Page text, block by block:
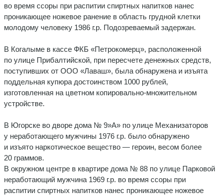
во время ссоры при распитии спиртных напитков нанес
проникающее ножевое ранение в область грудной клетки
молодому человеку 1986 г.р. Подозреваемый задержан.
В Когалыме в кассе ФКБ «Петрокомерц», расположенной
по улице Прибалтийской, при пересчете денежных средств,
поступивших от ООО «Лаваш», была обнаружена и изъята
поддельная купюра достоинством 1000 рублей,
изготовленная на цветном копировально-множительном
устройстве.
В Югорске во дворе дома № 9»А» по улице Механизаторов
у неработающего мужчины 1976 г.р. было обнаружено
и изъято наркотическое вещество — героин, весом более
20 граммов.
В окружном центре в квартире дома № 88 по улице Парковой
неработающий мужчина 1969 г.р. во время ссоры при
распитии спиртных напитков нанес проникающее ножевое